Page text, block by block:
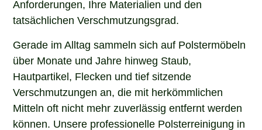
tatsächlichen Verschmutzungsgrad.
Gerade im Alltag sammeln sich auf Polstermöbeln
über Monate und Jahre hinweg Staub,
Hautpartikel, Flecken und tief sitzende
Verschmutzungen an, die mit herkömmlichen
Mitteln oft nicht mehr zuverlässig entfernt werden
können. Unsere professionelle Polsterreinigung in